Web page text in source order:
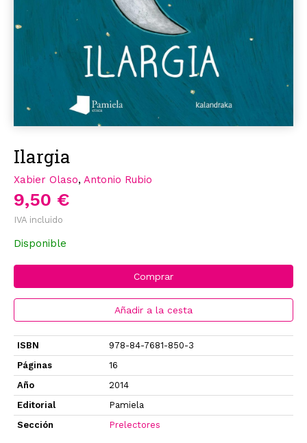
Ilargia
Xabier Olaso, Antonio Rubio
9,50 €
IVA incluido
Disponible
Comprar
Añadir a la cesta
ISBN
978-84-7681-850-3
Páginas
16
Año
2014
Editorial
Pamiela
Sección
Prelectores